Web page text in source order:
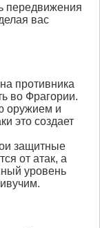
передвижения
вас
противника
во Фрагории.
оружием и
это создает
защитные
от атак, а
уровень